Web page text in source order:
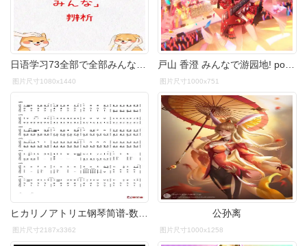
图片尺寸1080x1440 图片尺寸1000x751
ヒカリノアトリエ钢琴简谱-数字双手-mr.children2
图片尺寸2187x3362
公孙离
图片尺寸1000x1258